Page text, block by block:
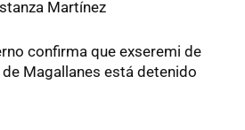
Martínez
confirma que exseremi de
de Magallanes está detenido